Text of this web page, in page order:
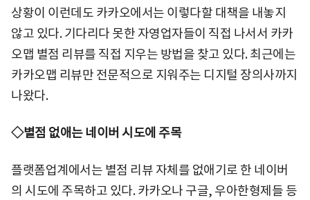
상황이 이런데도 카카오에서는 이렇다할 대책을 내놓지
않고 있다. 기다리다 못한 자영업자들이 직접 나서서 카카
오맵 별점 리뷰를 직접 지우는 방법을 찾고 있다. 최근에는
카카오맵 리뷰만 전문적으로 지워주는 디지털 장의사까지
나왔다.
◇별점 없애는 네이버 시도에 주목
플랫폼업계에서는 별점 리뷰 자체를 없애기로 한 네이버
의 시도에 주목하고 있다. 카카오나 구글, 우아한형제들 등